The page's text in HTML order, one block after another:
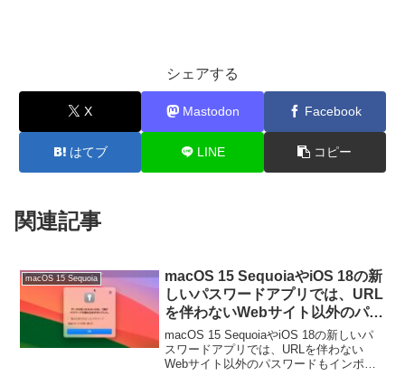
シェアする
X Mastodon Facebook
はてブ LINE コピー
関連記事
macOS 15 Sequoia
macOS 15 SequoiaやiOS 18の新
しいパスワードアプリでは、URL
を伴わないWebサイト以外のパス
ワードもインポート＆管理するこ
とが可能に。
macOS 15 SequoiaやiOS 18の新しいパ
スワードアプリでは、URLを伴わない
Webサイト以外のパスワードもインポー